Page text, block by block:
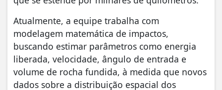
Atualmente, a equipe trabalha com
modelagem matemática de impactos,
buscando estimar parâmetros como energia
liberada, velocidade, ângulo de entrada e
volume de rocha fundida, à medida que novos
dados sobre a distribuição espacial dos